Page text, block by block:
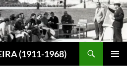
(1911-1968)